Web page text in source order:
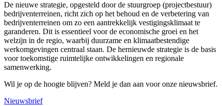
De nieuwe strategie, opgesteld door de stuurgroep (projectbestuur)
bedrijventerreinen, richt zich op het behoud en de verbetering van
bedrijventerreinen om zo een aantrekkelijk vestigingsklimaat te
garanderen. Dit is essentieel voor de economische groei en het
welzijn in de regio, waarbij duurzame en klimaatbestendige
werkomgevingen centraal staan. De hernieuwde strategie is de basis
voor toekomstige ruimtelijke ontwikkelingen en regionale
samenwerking.
Wil je op de hoogte blijven? Meld je dan aan voor onze nieuwsbrief.
Nieuwsbrief